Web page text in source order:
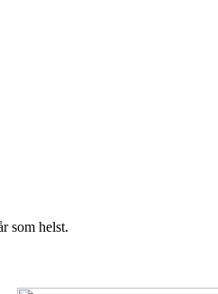
som helst.